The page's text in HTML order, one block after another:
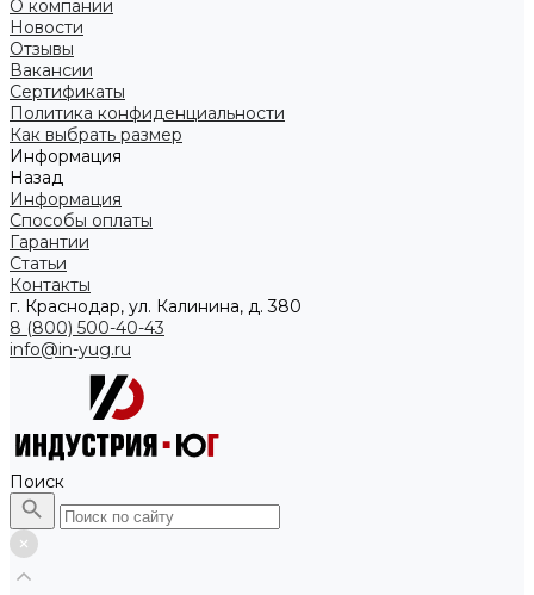
О компании
Новости
Отзывы
Вакансии
Сертификаты
Политика конфиденциальности
Как выбрать размер
Информация
Назад
Информация
Способы оплаты
Гарантии
Статьи
Контакты
г. Краснодар, ул. Калинина, д. 380
8 (800) 500-40-43
info@in-yug.ru
Поиск